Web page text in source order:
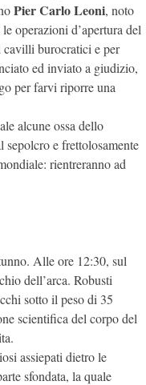
Pier Carlo Leoni, noto
operazioni d’apertura del
cavilli burocratici e per
ed inviato a giudizio,
per farvi riporre una
alcune ossa dello
sepolcro e frettolosamente
rientreranno ad
Alle ore 12:30, sul
dell’arca. Robusti
sotto il peso di 35
scientifica del corpo del
assiepati dietro le
sfondata, la quale